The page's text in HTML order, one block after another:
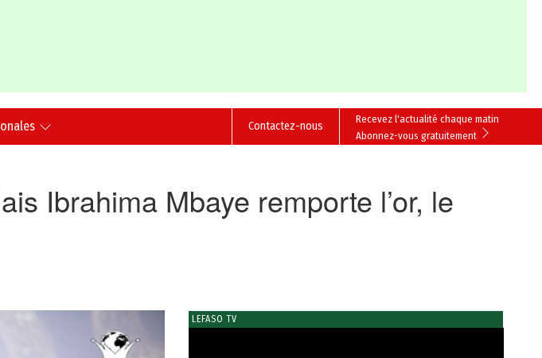
Recevez l'actualité chaque matin
Abonnez-vous gratuitement
Contactez-nous
Ibrahima Mbaye remporte l’or, le
LEFASO TV